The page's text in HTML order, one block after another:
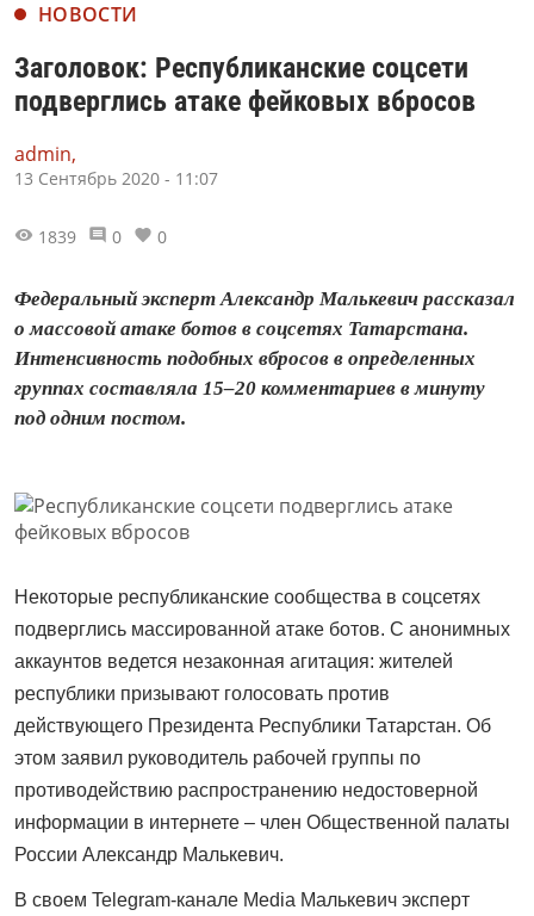
НОВОСТИ
Заголовок: Республиканские соцсети
подверглись атаке фейковых вбросов
admin,
13 Сентябрь 2020 - 11:07
1839 0 0
Федеральный эксперт Александр Малькевич рассказал
о массовой атаке ботов в соцсетях Татарстана.
Интенсивность подобных вбросов в определенных
группах составляла 15–20 комментариев в минуту
под одним постом.
Некоторые республиканские сообщества в соцсетях
подверглись массированной атаке ботов. С анонимных
аккаунтов ведется незаконная агитация: жителей
республики призывают голосовать против
действующего Президента Республики Татарстан. Об
этом заявил руководитель рабочей группы по
противодействию распространению недостоверной
информации в интернете – член Общественной палаты
России Александр Малькевич.
В своем Telegram-канале Media Малькевич эксперт